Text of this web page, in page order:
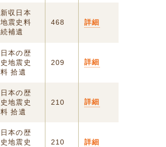
新収日本
地震史料
続補遺
468 詳細
日本の歴
史地震史
料 拾遺
209 詳細
日本の歴
史地震史
料 拾遺
210 詳細
日本の歴
史地震史
210 詳細